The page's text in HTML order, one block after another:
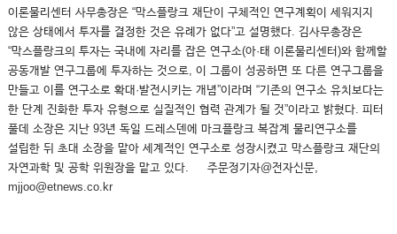
이론물리센터 사무총장은 “막스플랑크 재단이 구체적인 연구계획이 세워지지
않은 상태에서 투자를 결정한 것은 유례가 없다”고 설명했다. 김사무총장은
“막스플랑크의 투자는 국내에 자리를 잡은 연구소(아·태 이론물리센터)와 함께할
공동개발 연구그룹에 투자하는 것으로, 이 그룹이 성공하면 또 다른 연구그룹을
만들고 이를 연구소로 확대·발전시키는 개념”이라며 “기존의 연구소 유치보다는
한 단계 진화한 투자 유형으로 실질적인 협력 관계가 될 것”이라고 밝혔다. 피터
풀데 소장은 지난 93년 독일 드레스덴에 마크플랑크 복잡계 물리연구소를
설립한 뒤 초대 소장을 맡아 세계적인 연구소로 성장시켰고 막스플랑크 재단의
자연과학 및 공학 위원장을 맡고 있다. 주문정기자@전자신문,
mjjoo@etnews.co.kr